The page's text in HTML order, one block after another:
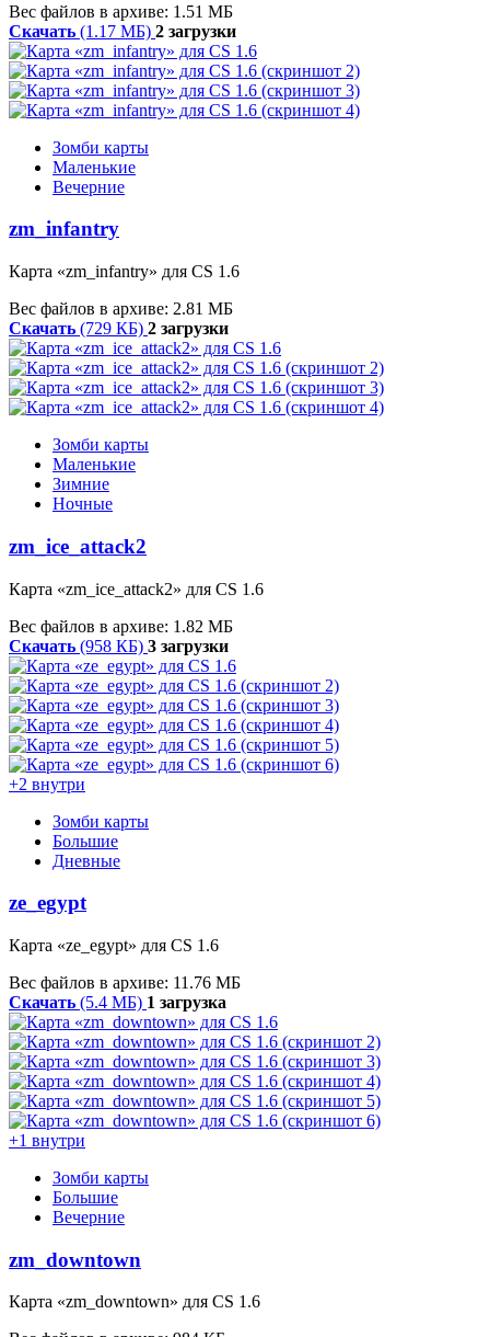
Вес файлов в архиве: 1.51 МБ
Скачать (1.17 МБ) 2 загрузки
Зомби карты
Маленькие
Вечерние
zm_infantry
Карта «zm_infantry» для CS 1.6
Вес файлов в архиве: 2.81 МБ
Скачать (729 КБ) 2 загрузки
Зомби карты
Маленькие
Зимние
Ночные
zm_ice_attack2
Карта «zm_ice_attack2» для CS 1.6
Вес файлов в архиве: 1.82 МБ
Скачать (958 КБ) 3 загрузки
+2 внутри
Зомби карты
Большие
Дневные
ze_egypt
Карта «ze_egypt» для CS 1.6
Вес файлов в архиве: 11.76 МБ
Скачать (5.4 МБ) 1 загрузка
+1 внутри
Зомби карты
Большие
Вечерние
zm_downtown
Карта «zm_downtown» для CS 1.6